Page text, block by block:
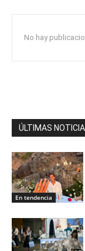
No hay
ÚLTIMAS
En tendencia